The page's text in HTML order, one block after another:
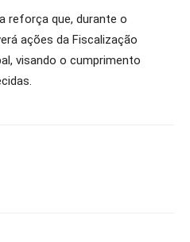
reforça que, durante o
ações da Fiscalização
visando o cumprimento